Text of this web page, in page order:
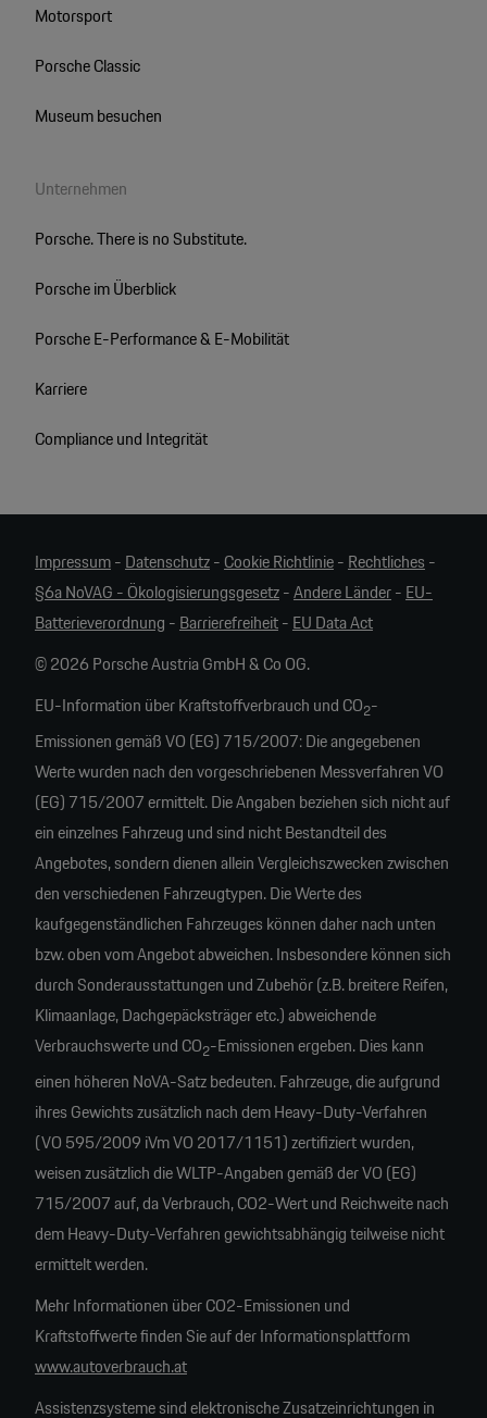
Motorsport
Porsche Classic
Museum besuchen
Unternehmen
Porsche. There is no Substitute.
Porsche im Überblick
Porsche E-Performance & E-Mobilität
Karriere
Compliance und Integrität
Impressum- Datenschutz- Cookie Richtlinie- Rechtliches -
§6a NoVAG - Ökologisierungsgesetz-Andere Länder- EU-
Batterieverordnung - Barrierefreiheit- EU Data Act
© 2026 Porsche Austria GmbH & Co OG.
EU-Information über Kraftstoffverbrauch und CO2-
Emissionen gemäß VO (EG) 715/2007: Die angegebenen
Werte wurden nach den vorgeschriebenen Messverfahren VO
(EG) 715/2007 ermittelt. Die Angaben beziehen sich nicht auf
ein einzelnes Fahrzeug und sind nicht Bestandteil des
Angebotes, sondern dienen allein Vergleichszwecken zwischen
den verschiedenen Fahrzeugtypen. Die Werte des
kaufgegenständlichen Fahrzeuges können daher nach unten
bzw. oben vom Angebot abweichen. Insbesondere können sich
durch Sonderausstattungen und Zubehör (z.B. breitere Reifen,
Klimaanlage, Dachgepäcksträger etc.) abweichende
Verbrauchswerte und CO2-Emissionen ergeben. Dies kann
einen höheren NoVA-Satz bedeuten. Fahrzeuge, die aufgrund
ihres Gewichts zusätzlich nach dem Heavy-Duty-Verfahren
(VO 595/2009 iVm VO 2017/1151) zertifiziert wurden,
weisen zusätzlich die WLTP-Angaben gemäß der VO (EG)
715/2007 auf, da Verbrauch, CO2-Wert und Reichweite nach
dem Heavy-Duty-Verfahren gewichtsabhängig teilweise nicht
ermittelt werden.
Mehr Informationen über CO2-Emissionen und
Kraftstoffwerte finden Sie auf der Informationsplattform
www.autoverbrauch.at
Assistenzsysteme sind elektronische Zusatzeinrichtungen in